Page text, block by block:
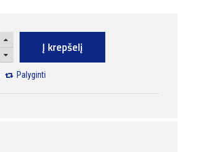
Į krepšelį
Palyginti